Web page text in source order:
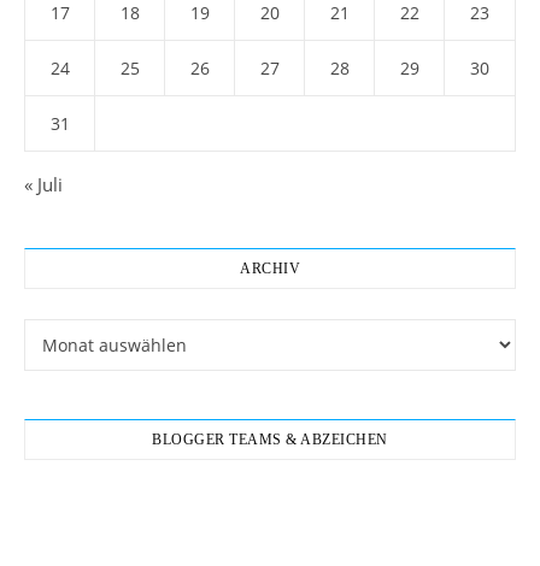
17 18 19 20 21 22 23
24 25 26 27 28 29 30
31
« Juli
ARCHIV
BLOGGER TEAMS & ABZEICHEN